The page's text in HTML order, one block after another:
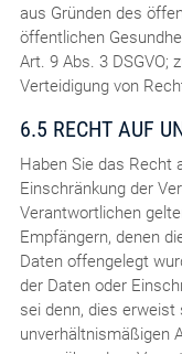
aus Gründen des
öffentlichen
Art. 9 Abs. 3 DSGVO;
Verteidigung von
6.5 RECHT AUF
Haben Sie das Recht
Einschränkung der
Verantwortlichen
Empfängern, denen
Daten offengelegt
der Daten oder
sei denn, dies
unverhältnismäßigen